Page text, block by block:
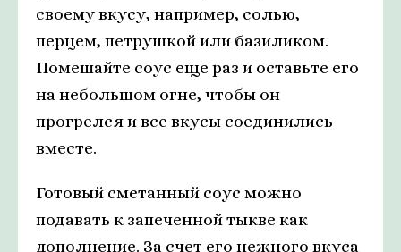
своему вкусу, например, солью,
перцем, петрушкой или базиликом.
Помешайте соус еще раз и оставьте его
на небольшом огне, чтобы он
прогрелся и все вкусы соединились
вместе.
Готовый сметанный соус можно
подавать к запеченной тыкве как
дополнение. За счет его нежного вкуса